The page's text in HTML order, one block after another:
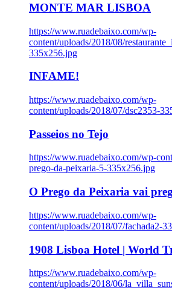
MONTE MAR LISBOA
https://www.ruadebaixo.com/wp-
content/uploads/2018/08/
335x256.jpg
INFAME!
https://www.ruadebaixo.com/wp-
content/uploads/2018/07/dsc2353-
Passeios no Tejo
https://www.ruadebaixo.com/wp-
prego-da-peixaria-5-335x256.jpg
O Prego da Peixaria vai
https://www.ruadebaixo.com/wp-
content/uploads/2018/07/fachada2-
1908 Lisboa Hotel | World
https://www.ruadebaixo.com/wp-
content/uploads/2018/06/